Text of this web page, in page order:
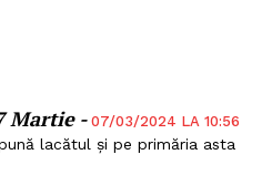
Martie - 07/03/2024 LA 10:56
lacătul și pe primăria asta